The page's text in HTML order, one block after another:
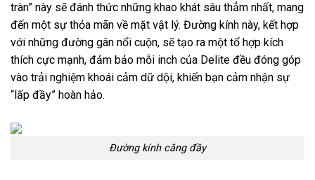
tràn” này sẽ đánh thức những khao khát sâu thẳm nhất, mang
đến một sự thỏa mãn về mặt vật lý. Đường kính này, kết hợp
với những đường gân nổi cuộn, sẽ tạo ra một tổ hợp kích
thích cực mạnh, đảm bảo mỗi inch của Delite đều đóng góp
vào trải nghiệm khoái cảm dữ dội, khiến bạn cảm nhận sự
“lấp đầy” hoàn hảo.
Đường kính căng đầy